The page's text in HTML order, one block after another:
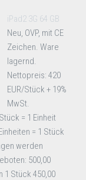
iPad2 3G 64 GB
Neu, OVP, mit CE
Zeichen. Ware
lagernd.
Nettopreis: 420
EUR/Stück + 19%
MwSt.
= 1 Einheit
= 1 Stück
werden
500,00
1 Stück 450,00